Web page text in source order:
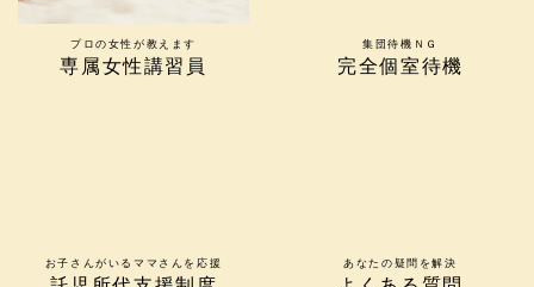
プロの女性が教えます
専属女性講習員
集団待機ＮＧ
完全個室待機
お子さんがいるママさんを応援 あなたの疑問を解決